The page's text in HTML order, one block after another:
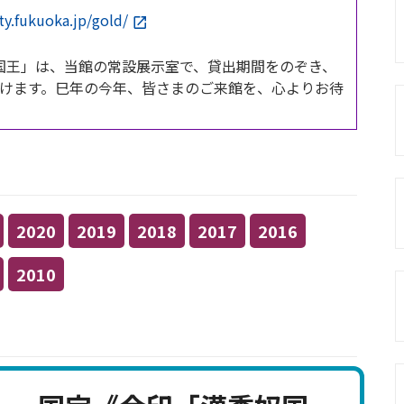
gold/
」は、当館の常設展示室で、貸出期間をのぞき、
ます。巳年の今年、皆さまのご来館を、心よりお待
2020 2019 2018 2017
2016
2010